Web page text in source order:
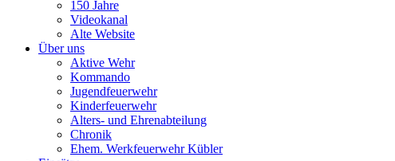
150 Jahre
Videokanal
Alte Website
Über uns
Aktive Wehr
Kommando
Jugendfeuerwehr
Kinderfeuerwehr
Alters- und Ehrenabteilung
Chronik
Ehem. Werkfeuerwehr Kübler